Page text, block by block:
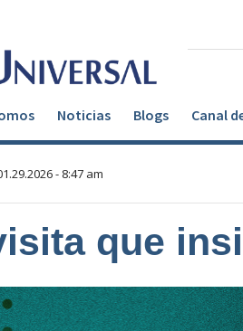
Noticias Blogs Canal
- 8:47 am
que